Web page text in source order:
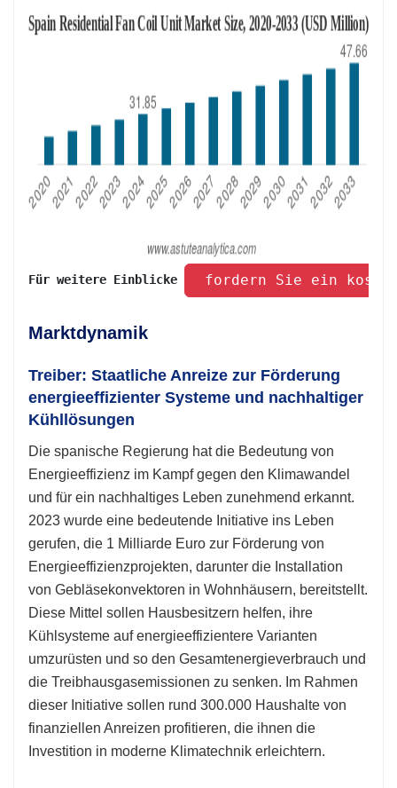
Für weitere Einblicke fordern Sie ein
Marktdynamik
Treiber: Staatliche Anreize zur Förderung
energieeffizienter Systeme und nachhaltiger
Kühllösungen
Die spanische Regierung hat die Bedeutung von
Energieeffizienz im Kampf gegen den Klimawandel
und für ein nachhaltiges Leben zunehmend erkannt.
2023 wurde eine bedeutende Initiative ins Leben
gerufen, die 1 Milliarde Euro zur Förderung von
Energieeffizienzprojekten, darunter die Installation
von Gebläsekonvektoren in Wohnhäusern, bereitstellt.
Diese Mittel sollen Hausbesitzern helfen, ihre
Kühlsysteme auf energieeffizientere Varianten
umzurüsten und so den Gesamtenergieverbrauch und
die Treibhausgasemissionen zu senken. Im Rahmen
dieser Initiative sollen rund 300.000 Haushalte von
finanziellen Anreizen profitieren, die ihnen die
Investition in moderne Klimatechnik erleichtern.